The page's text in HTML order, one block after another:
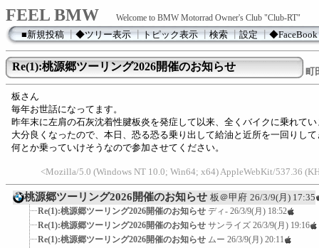
FEEL BMW Welcome to BMW Motorrad Owner's Club "Club-RT"
■新規投稿┃◆ツリー表示┃トピック表示┃検索┃設定┃◆FaceBook
Re(1):桃源郷ツーリング2026開催のお知らせ 町
板さん
毎年お世話になってます。
昨年末に左肩の石灰沈着性腱板炎を発症して以来、全くバイクに乗れて
大分良くなったので、本日、恐る恐る乗り出して給油と近所を一回りし
何とか乗っていけそうなので参加させてください。
<Mozilla/5.0 (Windows NT 10.0; Win64; x64) AppleWebKit/537.36
桃源郷ツーリング2026開催のお知らせ 板＠甲府 26/3/9(月) 17:35
Re(1):桃源郷ツーリング2026開催のお知らせ ディ- 26/3/9(月) 18:52
Re(1):桃源郷ツーリング2026開催のお知らせ サンライズ 26/3/9(月) 19:16
Re(1):桃源郷ツーリング2026開催のお知らせ ムー 26/3/9(月) 20:11